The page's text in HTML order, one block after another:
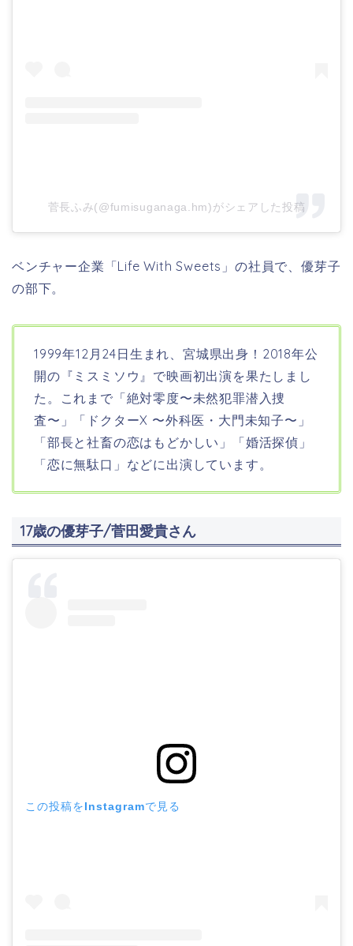
菅長ふみ(@fumisuganaga.hm)がシェアした投稿
ベンチャー企業「Life With Sweets」の社員で、優芽子
の部下。
1999年12月24日生まれ、宮城県出身！ 2018年公
開の『 ミスミソウ 』で映画初出演を果たしまし
た。これまで「絶対零度〜未然犯罪潜入捜
査〜」「ドクターX 〜外科医・大門未知子〜」
「部長と社畜の恋はもどかしい」「婚活探偵」
「恋に無駄口」などに出演しています。
17歳の優芽子/菅田愛貴さん
この投稿をInstagramで見る